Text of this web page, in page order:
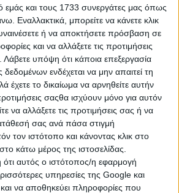
εμάς και τους 1733 συνεργάτες μας όπως
Εναλλακτικά, μπορείτε να κάνετε κλικ
ή να αποκτήσετε πρόσβαση σε
και να αλλάξετε τις προτιμήσεις
Λάβετε υπόψη ότι κάποια επεξεργασία
ενδέχεται να μην απαιτεί τη
έχετε το δικαίωμα να αρνηθείτε αυτήν
σαςθα ισχύουν μόνο για αυτόν
να αλλάξετε τις προτιμήσεις σας ή να
σας ανά πάσα στιγμή
τον ιστότοπο και κάνοντας κλικ στο
κάτω μέρος της ιστοσελίδας.
αυτός ο ιστότοπος/η εφαρμογή
υπηρεσίες της Google και
και να αποθηκεύει πληροφορίες που
σε καλή κατάσταση. Ύψος 70εκ.
περιλαμβάνει φπα 24% και